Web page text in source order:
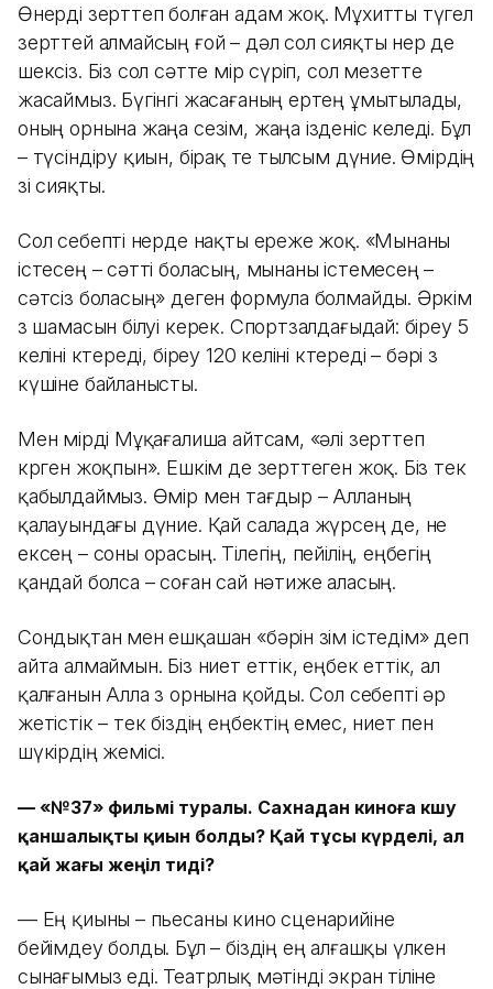
Өнерді зерттеп болған адам жоқ. Мұхитты түгел
зерттей алмайсың ғой – дәл сол сияқты өнер де
шексіз. Біз сол сәтте өмір сүріп, сол мезетте
жасаймыз. Бүгінгі жасағаның ертең ұмытылады,
оның орнына жаңа сезім, жаңа ізденіс келеді. Бұл
– түсіндіру қиын, бірақ өте тылсым дүние. Өмірдің
өзі сияқты.
Сол себепті өнерде нақты ереже жоқ. «Мынаны
істесең – сәтті боласың, мынаны істемесең –
сәтсіз боласың» деген формула болмайды. Әркім
өз шамасын білуі керек. Спортзалдағыдай: біреу 5
келіні көтереді, біреу 120 келіні көтереді – бәрі өз
күшіне байланысты.
Мен өмірді Мұқағалиша айтсам, «әлі зерттеп
көрген жоқпын». Ешкім де зерттеген жоқ. Біз тек
қабылдаймыз. Өмір мен тағдыр – Алланың
қалауындағы дүние. Қай салада жүрсең де, не
ексең – соны орасың. Тілегің, пейілің, еңбегің
қандай болса – соған сай нәтиже аласың.
Сондықтан мен ешқашан «бәрін өзім істедім» деп
айта алмаймын. Біз ниет еттік, еңбек еттік, ал
қалғанын Алла өз орнына қойды. Сол себепті әр
жетістік – тек біздің еңбектің емес, ниет пен
шүкірдің жемісі.
— «№37» фильмі туралы. Сахнадан киноға көшу
қаншалықты қиын болды? Қай тұсы күрделі, ал
қай жағы жеңіл тиді?
— Ең қиыны – пьесаны кино сценарийіне
бейімдеу болды. Бұл – біздің ең алғашқы үлкен
сынағымыз еді. Театрлық мәтінді экран тіліне